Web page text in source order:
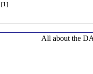
[1]
All about the